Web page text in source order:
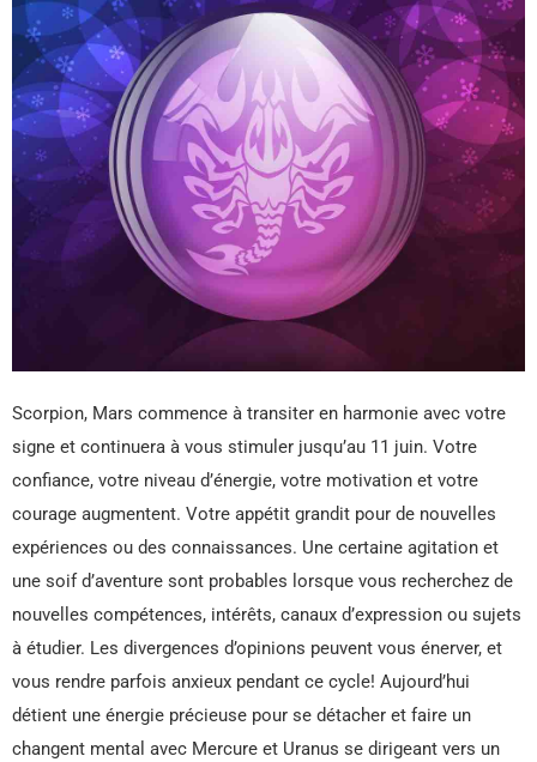
Scorpion, Mars commence à transiter en harmonie avec votre
signe et continuera à vous stimuler jusqu’au 11 juin. Votre
confiance, votre niveau d’énergie, votre motivation et votre
courage augmentent. Votre appétit grandit pour de nouvelles
expériences ou des connaissances. Une certaine agitation et
une soif d’aventure sont probables lorsque vous recherchez de
nouvelles compétences, intérêts, canaux d’expression ou sujets
à étudier. Les divergences d’opinions peuvent vous énerver, et
vous rendre parfois anxieux pendant ce cycle! Aujourd’hui
détient une énergie précieuse pour se détacher et faire un
changent mental avec Mercure et Uranus se dirigeant vers un